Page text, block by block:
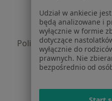
Polityka
Polityka
Polityka prywatności
dane
Udział w ankiecie
będą analizowane i
wyłącznie w formie
dotyczące
wyłącznie do
prawnych. Nie
bezpośrednio od